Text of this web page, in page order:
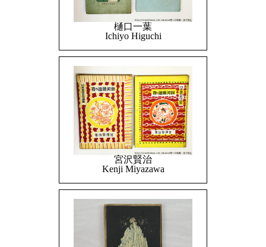
樋口一葉
Ichiyo Higuchi
宮沢賢治
Kenji Miyazawa